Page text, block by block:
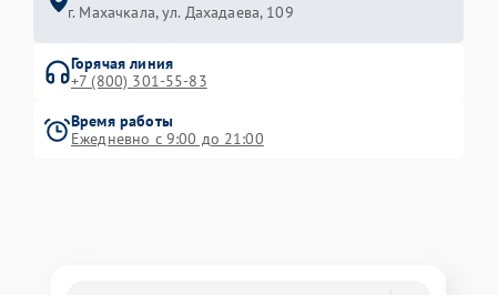
г. Махачкала, ул. Дахадаева, 109
Горячая линия
+7 (800) 301-55-83
Время работы
Ежедневно с 9:00 до 21:00